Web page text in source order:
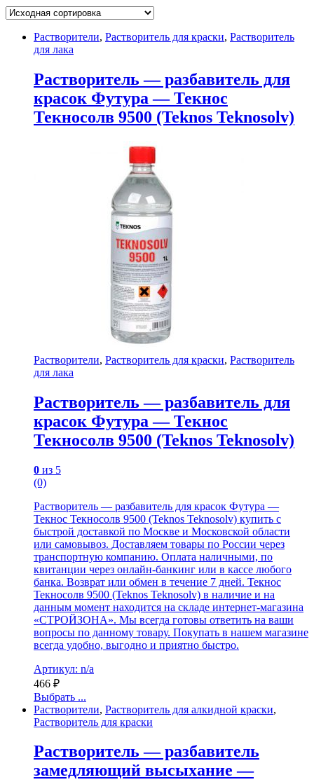
Растворители, Растворитель для краски, Растворитель
для лака
Растворитель — разбавитель для
красок Футура — Текнос
Текносолв 9500 (Teknos Teknosolv)
Растворители, Растворитель для краски, Растворитель
для лака
Растворитель — разбавитель для
красок Футура — Текнос
Текносолв 9500 (Teknos Teknosolv)
0 из 5
(0)
Растворитель — разбавитель для красок Футура —
Текнос Текносолв 9500 (Teknos Teknosolv) купить с
быстрой доставкой по Москве и Московской области
или самовывоз. Доставляем товары по России через
транспортную компанию. Оплата наличными, по
квитанции через онлайн-банкинг или в кассе любого
банка. Возврат или обмен в течение 7 дней. Текнос
Текносолв 9500 (Teknos Teknosolv) в наличие и на
данным момент находится на складе интернет-магазина
«СТРОЙЗОНА». Мы всегда готовы ответить на ваши
вопросы по данному товару. Покупать в нашем магазине
всегда удобно, выгодно и приятно быстро.
Артикул: n/a
466 ₽
Выбрать ...
Растворители, Растворитель для алкидной краски,
Растворитель для краски
Растворитель — разбавитель
замедляющий высыхание —